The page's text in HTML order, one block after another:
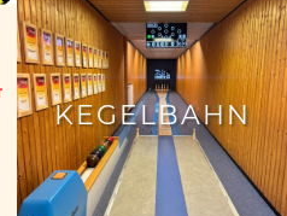
KEGELBAHN